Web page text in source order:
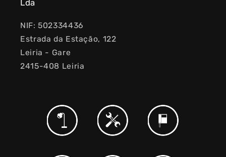
Lda
NIF: 502334436
Estrada da Estação, 122
Leiria - Gare
2415-408 Leiria